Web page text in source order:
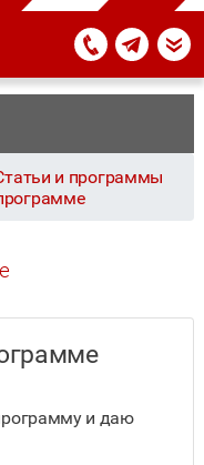
и программы
и даю